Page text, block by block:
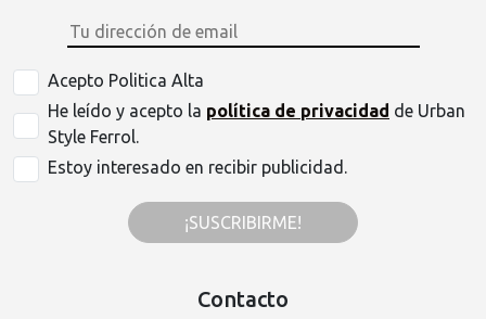
Acepto Politica Alta
He leído y acepto la política de privacidad de Urban
Style Ferrol.
Estoy interesado en recibir publicidad.
¡SUSCRIBIRME!
Contacto